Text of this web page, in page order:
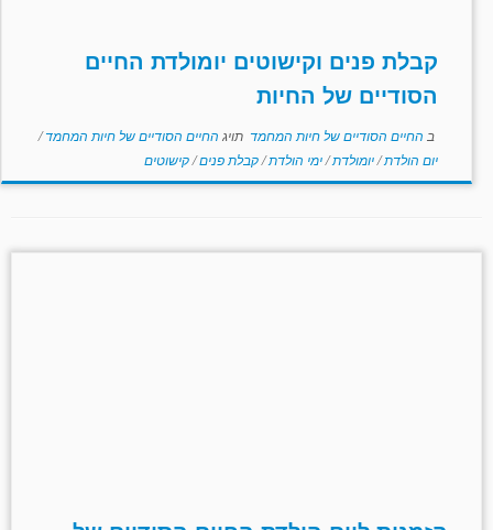
קבלת פנים וקישוטים יומולדת החיים
הסודיים של החיות
ב החיים הסודיים של חיות המחמד תויג החיים הסודיים של חיות המחמד/
יום הולדת/יומולדת/ימי הולדת/קבלת פנים/קישוטים